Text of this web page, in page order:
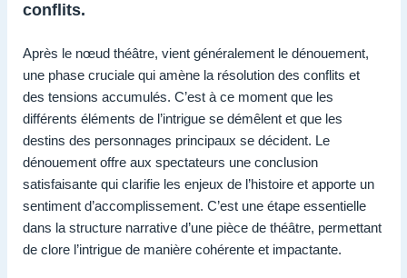
conflits.
Après le nœud théâtre, vient généralement le dénouement,
une phase cruciale qui amène la résolution des conflits et
des tensions accumulés. C’est à ce moment que les
différents éléments de l’intrigue se démêlent et que les
destins des personnages principaux se décident. Le
dénouement offre aux spectateurs une conclusion
satisfaisante qui clarifie les enjeux de l’histoire et apporte un
sentiment d’accomplissement. C’est une étape essentielle
dans la structure narrative d’une pièce de théâtre, permettant
de clore l’intrigue de manière cohérente et impactante.